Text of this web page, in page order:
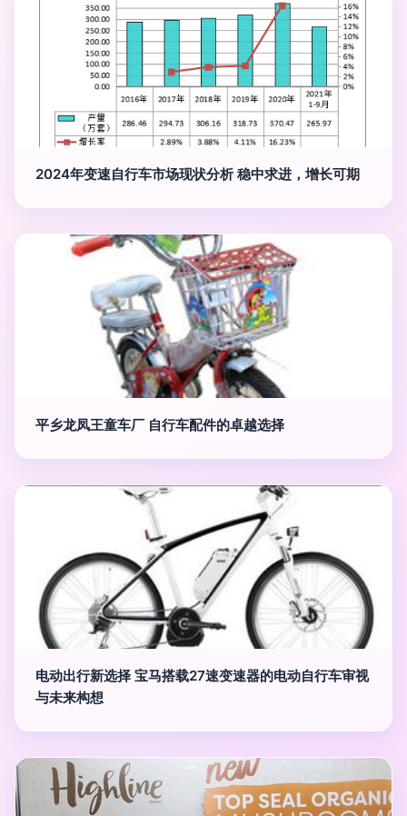
2024年变速自行车市场现状分析 稳中求进，增长可期
平乡龙凤王童车厂 自行车配件的卓越选择
电动出行新选择 宝马搭载27速变速器的电动自行车审视
与未来构想